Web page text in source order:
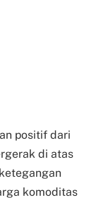
positif dari
di atas
komoditas